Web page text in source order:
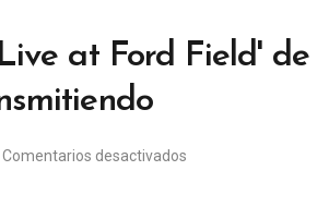
at Ford Field' de
Comentarios desactivados